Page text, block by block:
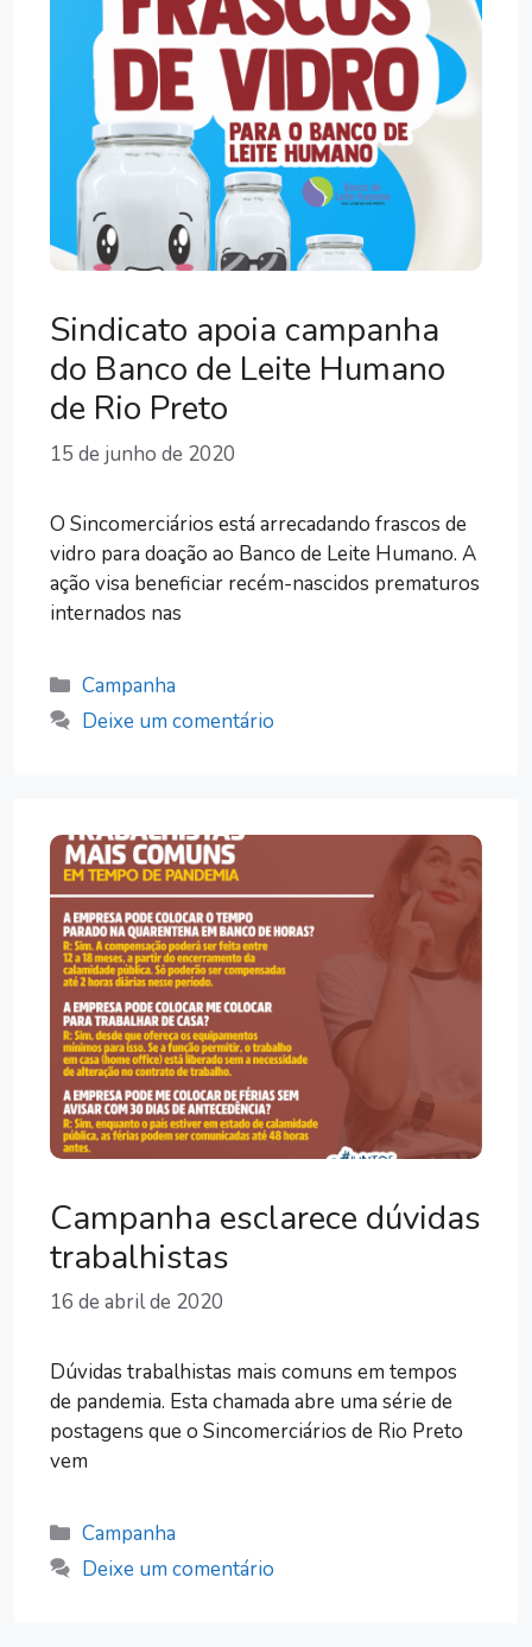
Sindicato apoia campanha
do Banco de Leite Humano
de Rio Preto
15 de junho de 2020
O Sincomerciários está arrecadando frascos de
vidro para doação ao Banco de Leite Humano. A
ação visa beneficiar recém-nascidos prematuros
internados nas
Categorias
Campanha
Deixe um comentário
Campanha esclarece dúvidas
trabalhistas
16 de abril de 2020
Dúvidas trabalhistas mais comuns em tempos
de pandemia. Esta chamada abre uma série de
postagens que o Sincomerciários de Rio Preto
vem
Categorias
Campanha
Deixe um comentário